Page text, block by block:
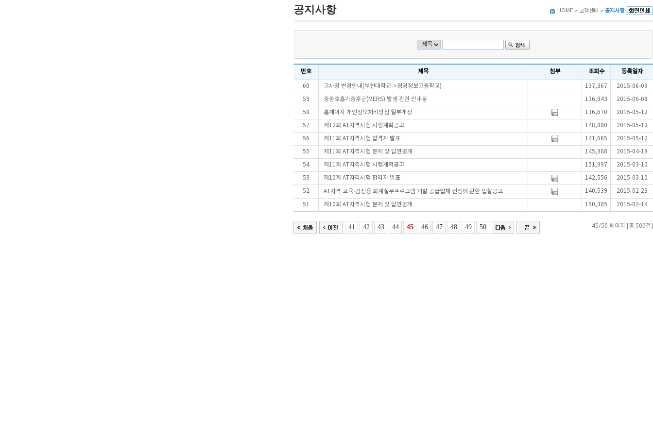
공지사항 HOME > 고객센터 > 공지사항
번호 제목 첨부 조회수 등록일자
60 고사장 변경안내(부천대학교->정명정보고등학교) 137,367 2015-06-09
59 중동호흡기증후군(MERS) 발생 관련 안내문 136,843 2015-06-08
58 홈페이지 개인정보처리방침 일부개정 136,670 2015-05-12
57 제12회 AT자격시험 시행계획공고 148,800 2015-05-12
56 제11회 AT자격시험 합격자 발표 141,685 2015-05-12
55 제11회 AT자격시험 문제 및 답안공개 145,368 2015-04-18
54 제11회 AT자격시험 시행계획공고 151,997 2015-03-10
53 제10회 AT자격시험 합격자 발표 142,556 2015-03-10
52 AT자격 교육·검정용 회계실무프로그램 개발 공급업체 선정에 관한 입찰공고 140,539 2015-02-23
51 제10회 AT자격시험 문제 및 답안공개 150,305 2015-02-14
41 42 43 44 45 46 47 48 49 50 45/50 페이지 [총 500건]